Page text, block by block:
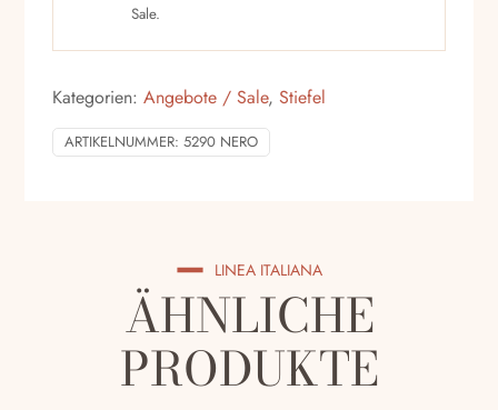
Sale.
Kategorien:Angebote / Sale,Stiefel
ARTIKELNUMMER:5290 NERO
LINEA ITALIANA
ÄHNLICHE
PRODUKTE